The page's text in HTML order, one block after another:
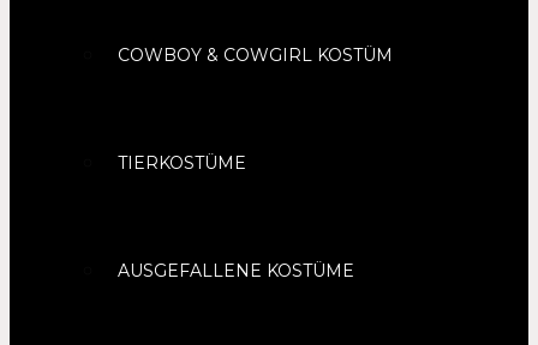
COWBOY & COWGIRL KOSTÜM
TIERKOSTÜME
AUSGEFALLENE KOSTÜME